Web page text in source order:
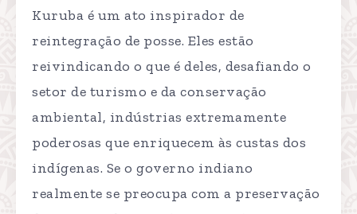
Kuruba é um ato inspirador de
reintegração de posse. Eles estão
reivindicando o que é deles, desafiando o
setor de turismo e da conservação
ambiental, indústrias extremamente
poderosas que enriquecem às custas dos
indígenas. Se o governo indiano
realmente se preocupa com a preservação